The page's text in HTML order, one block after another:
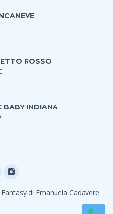
ROSSO
BABY INDIANA
di Emanuela Cadavere